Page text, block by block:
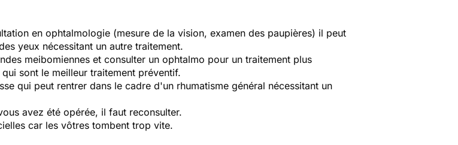
en ophtalmologie (mesure de la vision, examen des paupières) il peut
yeux nécessitant un autre traitement.
meibomiennes et consulter un ophtalmo pour un traitement plus
sont le meilleur traitement préventif.
qui peut rentrer dans le cadre d'un rhumatisme général nécessitant un
avez été opérée, il faut reconsulter.
car les vôtres tombent trop vite.